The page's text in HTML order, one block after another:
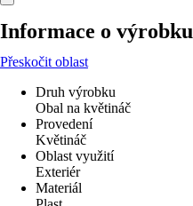
Informace o výrobku
Přeskočit oblast
Druh výrobku
Obal na květináč
Provedení
Květináč
Oblast využití
Exteriér
Materiál